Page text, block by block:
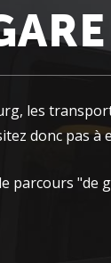
les
donc pas
parcours "de